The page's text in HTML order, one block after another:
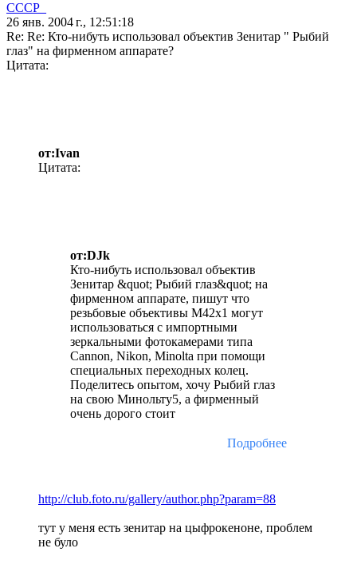
CCCP_
26 янв. 2004 г., 12:51:18
Re: Re: Кто-нибуть использовал объектив Зенитар " Рыбий
глаз" на фирменном аппарате?
Цитата:
от:Ivan
Цитата:
от:DJk
Кто-нибуть использовал объектив
Зенитар &quot; Рыбий глаз&quot; на
фирменном аппарате, пишут что
резьбовые объективы М42х1 могут
использоваться с импортными
зеркальными фотокамерами типа
Cannon, Nikon, Minolta при помощи
специальных переходных колец.
Поделитесь опытом, хочу Рыбий глаз
на свою Минольту5, а фирменный
очень дорого стоит
Подробнее
http://club.foto.ru/gallery/author.php?param=88
тут у меня есть зенитар на цыфрокеноне, проблем
не було